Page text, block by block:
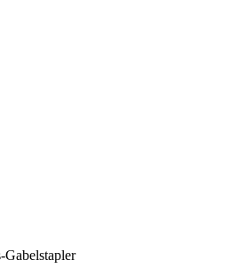
Gabelstapler